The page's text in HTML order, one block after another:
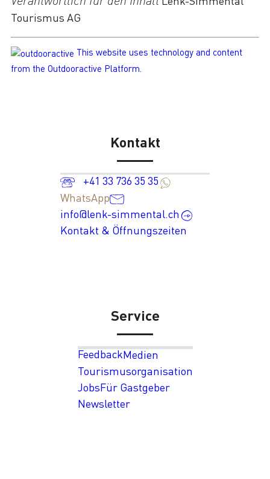
Tourismus AG
This website uses technology and content
from the Outdooractive Platform.
Kontakt
+41 33 736 35 35
WhatsApp
info@lenk-simmental.ch
Kontakt & Öffnungszeiten
Service
FeedbackMedien
Tourismusorganisation
JobsFür Gastgeber
Newsletter